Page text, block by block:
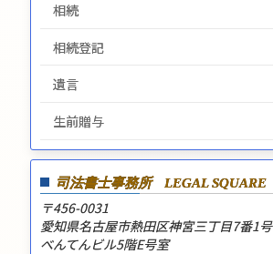
相続
相続登記
遺言
生前贈与
司法書士事務所 LEGAL SQUARE
〒456-0031
愛知県名古屋市熱田区神宮三丁目7番1号
べんてんビル5階E号室